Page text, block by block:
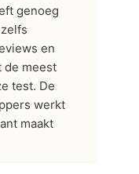
genoeg
en
de meest
test. De
werkt
maakt